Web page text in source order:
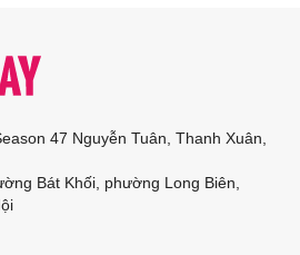
47 Nguyễn Tuân, Thanh Xuân,
Bát Khối, phường Long Biên,